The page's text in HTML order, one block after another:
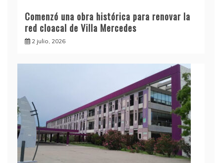
Comenzó una obra histórica para renovar la
red cloacal de Villa Mercedes
2 julio, 2026